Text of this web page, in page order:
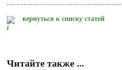
вернуться к списку статей
Читайте также ...